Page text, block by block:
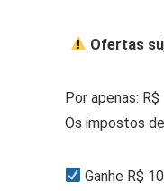
Ofertas
Por apenas:
Os impostos
Ganhe R$